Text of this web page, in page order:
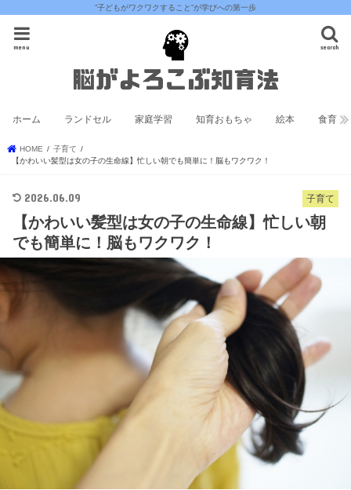
”子どもがワクワクすること”が学びへの第一歩
search
menu
ホーム ランドセル 家庭学習 知育おもちゃ 絵本 食育
HOME
子育て
【かわいい髪型は女の子の生命線】忙しい朝でも簡単に！脳もワクワク！
子育て
2026.06.09
【かわいい髪型は女の子の生命線】忙しい朝
でも簡単に！脳もワクワク！